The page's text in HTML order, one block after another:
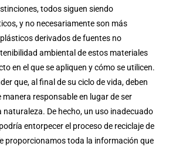
todos siguen siendo
y no necesariamente son más
derivados de fuentes no
ambiental de estos materiales
en el que se apliquen y cómo se utilicen.
que, al final de su ciclo de vida, deben
responsable en lugar de ser
naturaleza. De hecho, un uso inadecuado
entorpecer el proceso de reciclaje de
proporcionamos toda la información que